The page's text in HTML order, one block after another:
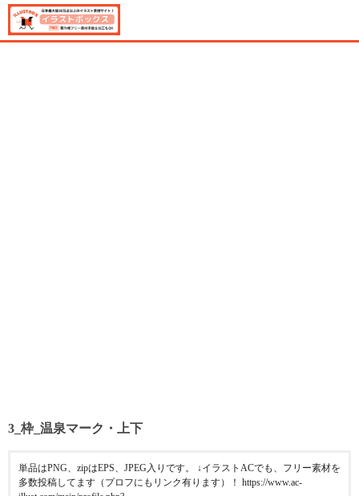
3_枠_温泉マーク・上下
単品はPNG、zipはEPS、JPEG入りです。 ↓イラストACでも、フリー素材を
多数投稿してます（プロフにもリンク有ります）！ https://www.ac-